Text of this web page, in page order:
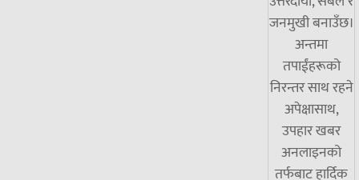
जनमुखी बनाउँछ।
अन्तमा
तपाईंहरूको
निरन्तर साथ रहने
अपेक्षासाथ,
उपहार खबर
अनलाइनको
तर्फबाट हार्दिक